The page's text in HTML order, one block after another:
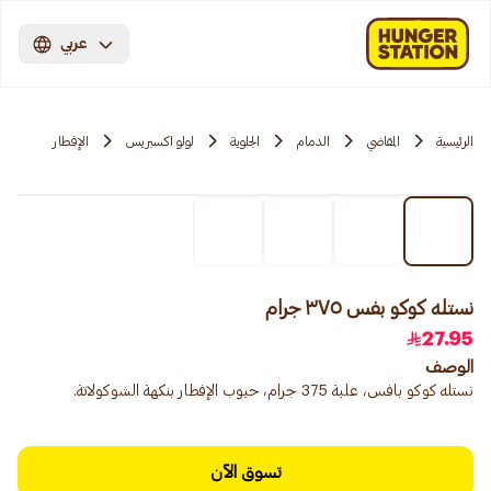
عربي
الرئيسية المقاضي الدمام الجلوية لولو اكسبريس الإفطار
نستله كوكو بفس ٣٧٥ جرام
27.95
الوصف
نستله كوكو بافس، علبة 375 جرام، حبوب الإفطار بنكهة الشوكولاتة.
تسوق الآن